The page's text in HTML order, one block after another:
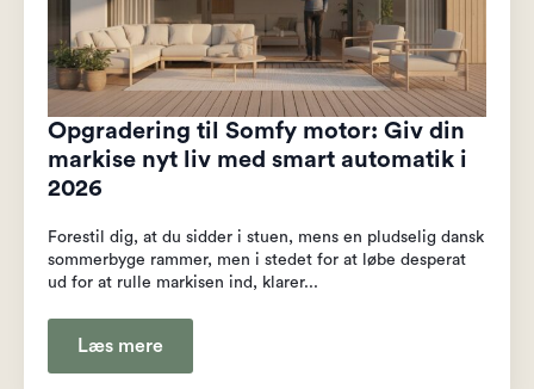
Opgradering til Somfy motor: Giv din
markise nyt liv med smart automatik i
2026
Forestil dig, at du sidder i stuen, mens en pludselig dansk
sommerbyge rammer, men i stedet for at løbe desperat
ud for at rulle markisen ind, klarer...
Læs mere